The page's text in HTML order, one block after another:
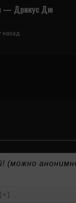
— Дрикус Дю
назад
[+]